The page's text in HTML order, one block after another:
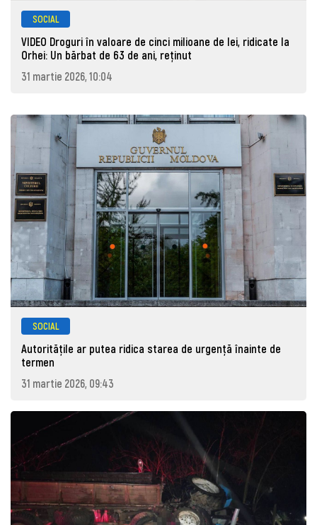
SOCIAL
VIDEO Droguri în valoare de cinci milioane de lei, ridicate la
Orhei: Un bărbat de 63 de ani, reţinut
31 martie 2026, 10:04
SOCIAL
Autoritățile ar putea ridica starea de urgență înainte de
termen
31 martie 2026, 09:43